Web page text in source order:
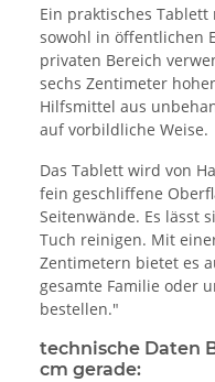
Ein praktisches Tablett
sowohl in öffentlichen
privaten Bereich
sechs Zentimeter
Hilfsmittel aus
auf vorbildliche Weise.
Das Tablett wird von
fein geschliffene
Seitenwände. Es lässt
Tuch reinigen. Mit
Zentimetern bietet es
gesamte Familie oder
bestellen."
technische Daten
cm gerade: